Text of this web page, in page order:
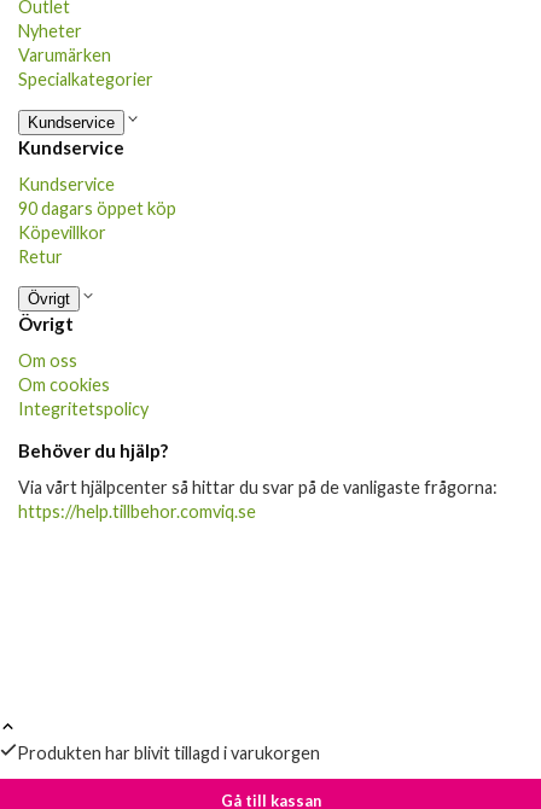
Outlet
Nyheter
Varumärken
Specialkategorier
Kundservice
Kundservice
Kundservice
90 dagars öppet köp
Köpevillkor
Retur
Övrigt
Övrigt
Om oss
Om cookies
Integritetspolicy
Behöver du hjälp?
Via vårt hjälpcenter så hittar du svar på de vanligaste frågorna:
https://help.tillbehor.comviq.se
Produkten har blivit tillagd i varukorgen
Gå till kassan